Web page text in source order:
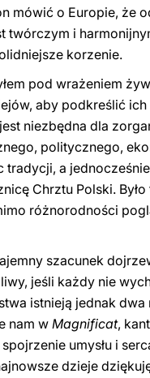
mówić o Europie, że
twórczym i
korzenie.
pod wrażeniem
aby podkreślić
niezbędna dla
politycznego,
a
Chrztu Polski.
różnorodności
szacunek
jeśli każdy nie
istnieją jednak dwa
nam wMagnificat,
umysłu i
dzieje